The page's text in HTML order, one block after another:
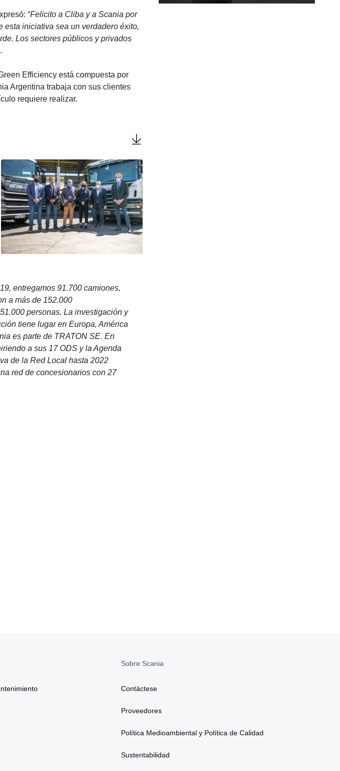
“Felicito a Cliba y a Scania por
esta iniciativa sea un verdadero éxito,
Los sectores públicos y privados
Efficiency está compuesta por
Argentina trabaja con sus clientes
requiere realizar.
entregamos 91.700 camiones,
a más de 152.000
personas. La investigación y
tiene lugar en Europa, América
es parte de TRATON SE. En
a sus 17 ODS y la Agenda
de la Red Local hasta 2022
red de concesionarios con 27
Sobre Scania
Contáctese
Proveedores
Política Medioambiental y Política de Calidad
Sustentabilidad